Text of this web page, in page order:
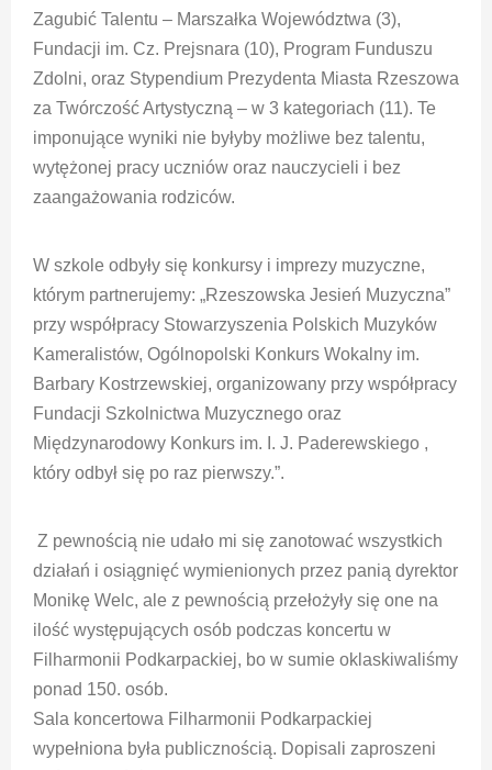
Zagubić Talentu – Marszałka Województwa (3),
Fundacji im. Cz. Prejsnara (10), Program Funduszu
Zdolni, oraz Stypendium Prezydenta Miasta Rzeszowa
za Twórczość Artystyczną – w 3 kategoriach (11). Te
imponujące wyniki nie byłyby możliwe bez talentu,
wytężonej pracy uczniów oraz nauczycieli i bez
zaangażowania rodziców.
W szkole odbyły się konkursy i imprezy muzyczne,
którym partnerujemy: „Rzeszowska Jesień Muzyczna”
przy współpracy Stowarzyszenia Polskich Muzyków
Kameralistów, Ogólnopolski Konkurs Wokalny im.
Barbary Kostrzewskiej, organizowany przy współpracy
Fundacji Szkolnictwa Muzycznego oraz
Międzynarodowy Konkurs im. I. J. Paderewskiego ,
który odbył się po raz pierwszy.”.
Z pewnością nie udało mi się zanotować wszystkich
działań i osiągnięć wymienionych przez panią dyrektor
Monikę Welc, ale z pewnością przełożyły się one na
ilość występujących osób podczas koncertu w
Filharmonii Podkarpackiej, bo w sumie oklaskiwaliśmy
ponad 150. osób.
Sala koncertowa Filharmonii Podkarpackiej
wypełniona była publicznością. Dopisali zaproszeni